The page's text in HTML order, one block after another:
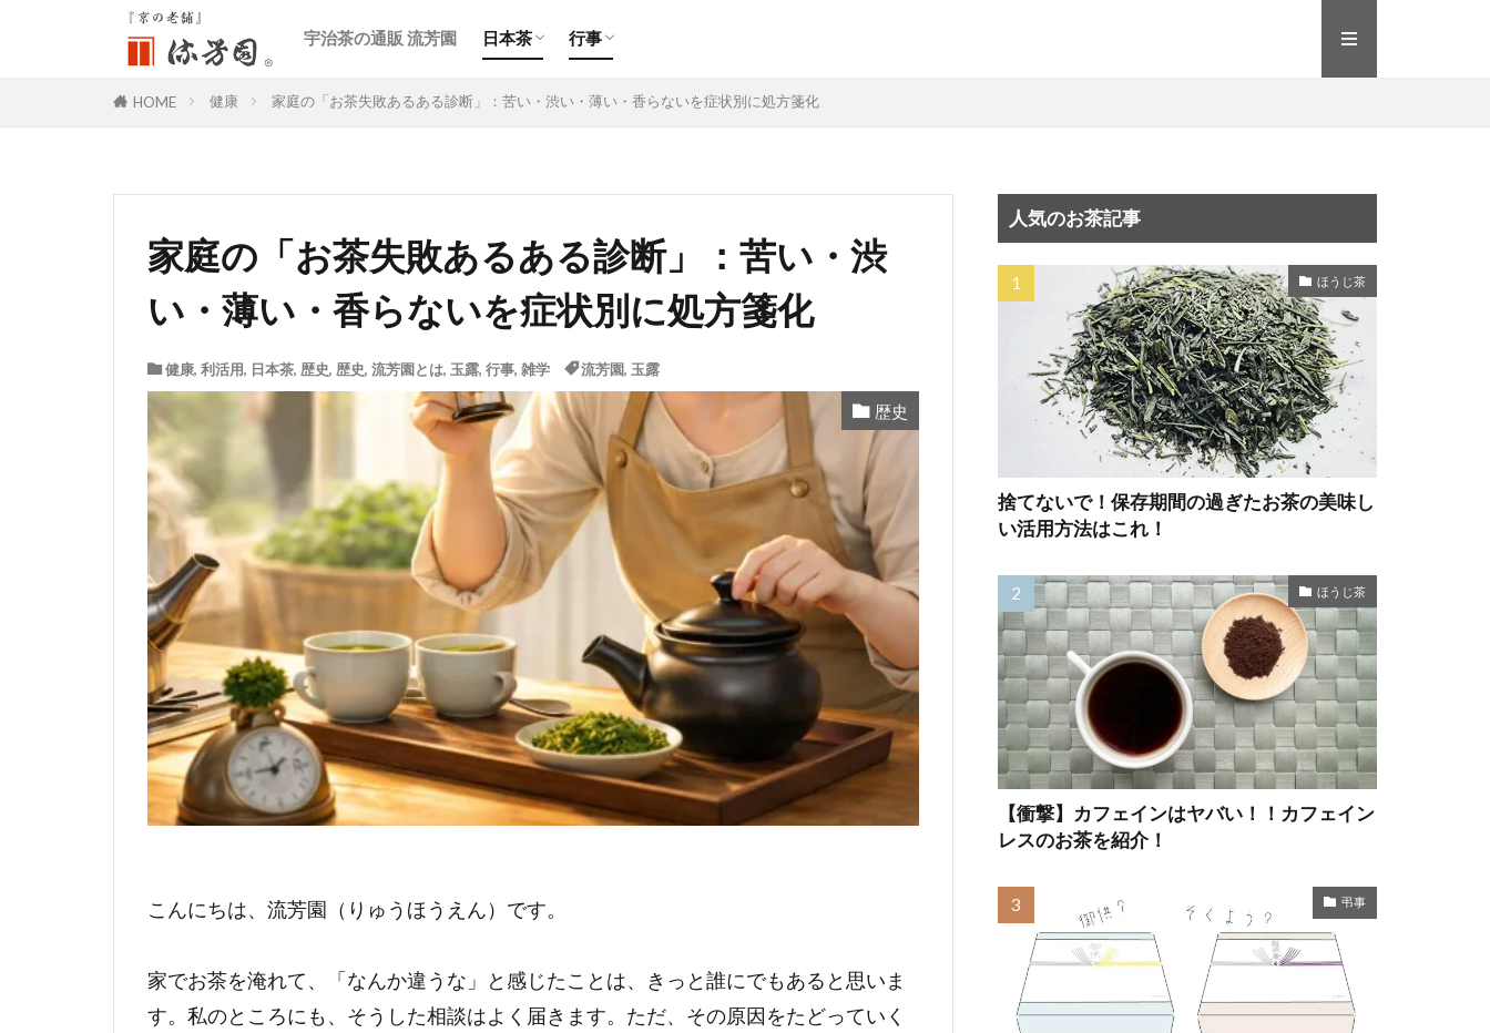
宇治茶の通販 流芳園 日本茶 行事
HOME 健康 家庭の「お茶失敗あるある診断」：苦い・渋い・薄い・香らないを症状別に処方箋化
家庭の「お茶失敗あるある診断」：苦い・渋
い・薄い・香らないを症状別に処方箋化
健康, 利活用, 日本茶, 歴史, 歴史, 流芳園とは, 玉露, 行事, 雑学 流芳園, 玉露
歴史
こんにちは、流芳園（りゅうほうえん）です。
家でお茶を淹れて、「なんか違うな」と感じたことは、きっと誰にでもあると思いま
す。私のところにも、そうした相談はよく届きます。ただ、その原因をたどっていく
人気のお茶記事
ほうじ茶
捨てないで！保存期間の過ぎたお茶の美味し
い活用方法はこれ！
ほうじ茶
【衝撃】カフェインはヤバい！！カフェイン
レスのお茶を紹介！
弔事